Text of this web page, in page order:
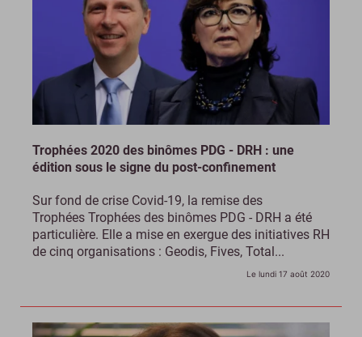
Trophées 2020 des binômes PDG - DRH : une
édition sous le signe du post-confinement
Sur fond de crise Covid-19, la remise des
Trophées Trophées des binômes PDG - DRH a été
particulière. Elle a mise en exergue des initiatives RH
de cinq organisations : Geodis, Fives, Total...
Le lundi 17 août 2020